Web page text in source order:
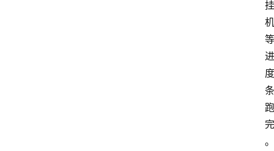
挂
机
等
进
度
条
跑
完
。